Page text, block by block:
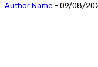
Author Name - 09/08/